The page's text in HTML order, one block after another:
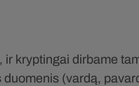
kryptingai dirbame
(vardą,